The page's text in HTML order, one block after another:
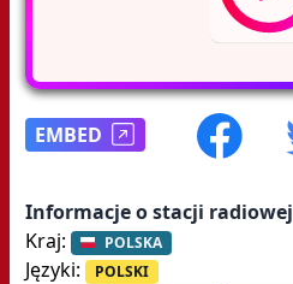
EMBED
Informacje o stacji radiowej
Kraj:
POLSKA
Języki: POLSKI